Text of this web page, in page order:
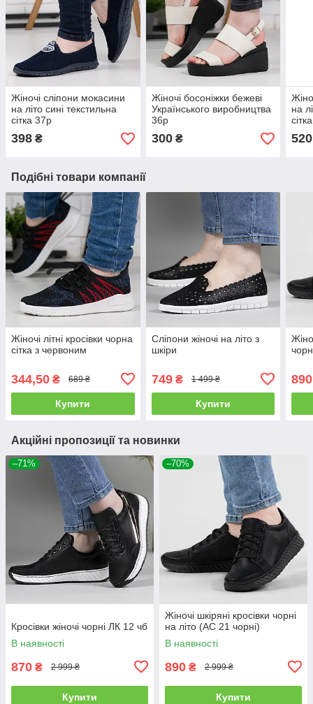
Жіночі сліпони мокасини
на літо сині текстильна
сітка 37р
398 ₴
Жіночі босоніжки бежеві
Українського виробництва
36р
300₴
на
сітка
520
Подібні товари компанії
Жіночі літні кросівки чорна
сітка з червоним
344,50 ₴ 689 ₴
Купити
Сліпони жіночі на літо з
шкіри
749₴ 1 499 ₴
Купити
890
Акційні пропозиції та новинки
–71%
Кросівки жіночі чорні ЛК 12 чб
В наявності
870 ₴ 2 999 ₴
Купити
–70%
Жіночі шкіряні кросівки чорні
на літо (АС 21 чорні)
В наявності
890 ₴ 2 999 ₴
Купити